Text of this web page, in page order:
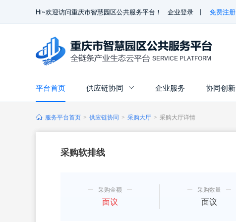
Hi~欢迎访问重庆市智慧园区公共服务平台！ 企业登录 丨 免费注册
平台首页 供应链协同  企业服务 协同创新
服务平台首页 > 供应链协同 > 采购大厅 > 采购大厅详情
采购软排线
采购金额
面议
采购数量
面议